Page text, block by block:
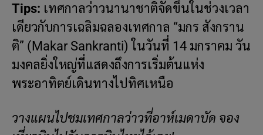
Tips: เทศกาลว่าวนานาชาติจัดขึ้นในช่วงเวลา
เดียวกับการเฉลิมฉลองเทศกาล “มกร สังกราน
ติ” (Makar Sankranti) ในวันที่ 14 มกราคม วัน
มงคลยิ่งใหญ่ที่แสดงถึงการเริ่มต้นแห่ง
พระอาทิตย์เดินทางไปทิศเหนือ
วางแผนไปชมเทศกาลว่าวที่อาห์เมดาบัด จอง